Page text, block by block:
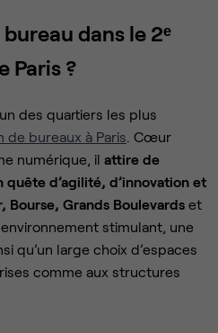
dans le 2ᵉ
Paris ?
des quartiers les plus
de bureaux à Paris . Cœur
numérique, il attire de
d’agilité, d’innovation et
Bourse, Grands Boulevards et
environnement stimulant, une
qu’un large choix d’espaces
comme aux structures